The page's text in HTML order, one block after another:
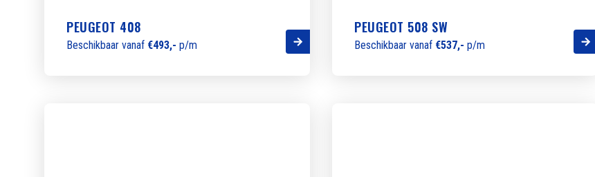
PEUGEOT 408
Beschikbaar vanaf €493,- p/m
PEUGEOT 508 SW
Beschikbaar vanaf €537,- p/m